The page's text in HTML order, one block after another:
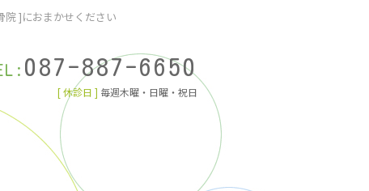
]におまかせください
087-887-6650
[ 休診日 ] 毎週木曜・日曜・祝日